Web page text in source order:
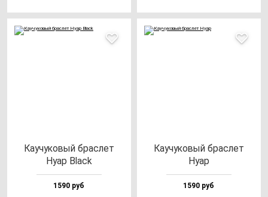
Каучу­ко­вый брас­лет
Нуар Black
1590 руб
Каучу­ко­вый брас­лет
Нуар
1590 руб